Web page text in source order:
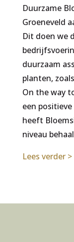
Duurzame
Groeneveld
Dit doen we
duurzaam
planten,
On the way
een
heeft
niveau
Lees verder >